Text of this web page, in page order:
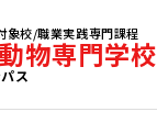
象校/職業実践専門課程
物専門学校
ス